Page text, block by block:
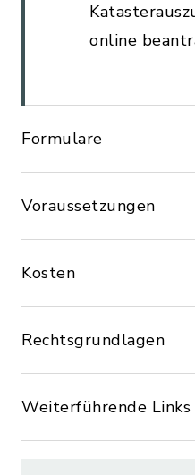
online
Formulare
Voraussetzungen
Kosten
Rechtsgrundlagen
Weiterführende Links